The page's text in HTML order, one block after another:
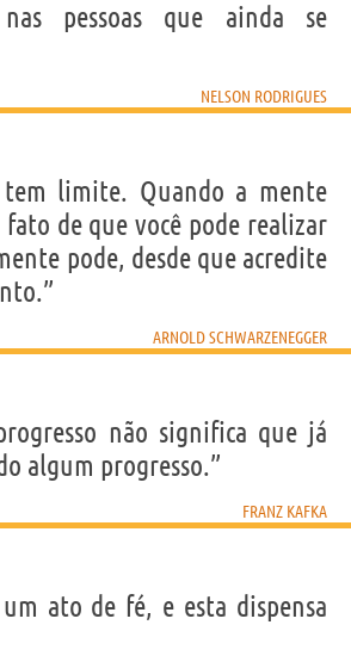
pessoas que ainda se
NELSON RODRIGUES
limite. Quando a mente
de que você pode realizar
pode, desde que acredite
ARNOLD SCHWARZENEGGER
não significa que já
algum progresso.”
FRANZ KAFKA
ato de fé, e esta dispensa